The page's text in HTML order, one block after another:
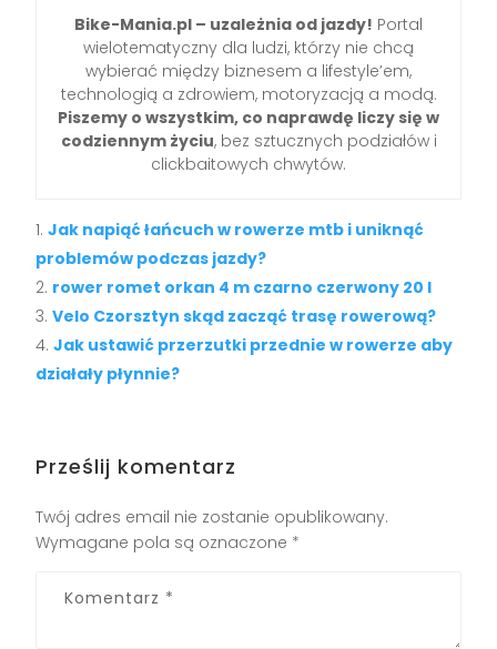
Bike-Mania.pl – uzależnia od jazdy! Portal
wielotematyczny dla ludzi, którzy nie chcą
wybierać między biznesem a lifestyle’em,
technologią a zdrowiem, motoryzacją a modą.
Piszemy o wszystkim, co naprawdę liczy się w
codziennym życiu, bez sztucznych podziałów i
clickbaitowych chwytów.
Jak napiąć łańcuch w rowerze mtb i uniknąć
problemów podczas jazdy?
rower romet orkan 4 m czarno czerwony 20 l
Velo Czorsztyn skąd zacząć trasę rowerową?
Jak ustawić przerzutki przednie w rowerze aby
działały płynnie?
Prześlij komentarz
Twój adres email nie zostanie opublikowany.
Wymagane pola są oznaczone *